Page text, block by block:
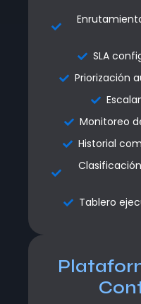
SLA
Priorización
Monitoreo
Historial
Tablero
SLA
Priorización
Monitoreo
Historial
Tablero